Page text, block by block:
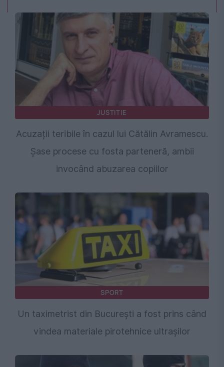
JUSTITIE
Acuzații teribile în cazul lui Cătălin Avramescu.
Șase procese cu fosta parteneră, ambii
invocând abuzarea copiilor
SPORT
Un taximetrist din București a fost prins când
vindea materiale pirotehnice ultrașilor